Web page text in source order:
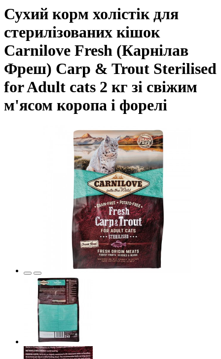
Сухий корм холістік для
стерилізованих кішок
Carnilove Fresh (Карнілав
Фреш) Carp & Trout Sterilised
for Adult cats 2 кг зі свіжим
м'ясом коропа і форелі